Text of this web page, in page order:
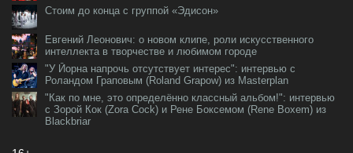
Стоим до конца с группой «Эдисон»
Евгений Леонович: о новом клипе, роли искусственного
интеллекта в творчестве и любимом городе
"У Йорна напрочь отсутствует интерес": интервью с
Роландом Граповым (Roland Grapow) из Masterplan
"Как по мне, это определённо классный альбом!": интервью
с Зорой Кок (Zora Cock) и Рене Боксемом (Rene Boxem) из
Blackbriar